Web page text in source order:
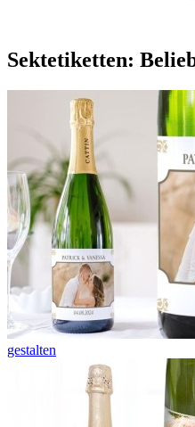
Sektetiketten:
gestalten